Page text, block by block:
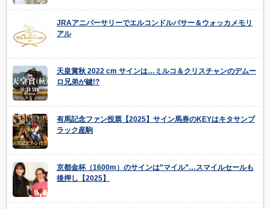
JRAアニバーサリーでエルコンドルパサー＆ウォッカメモリ
アル
天皇賞秋 2022 cm サインは…ミルコ＆クリスチャンのデムー
ロ兄弟が鍵!?
有馬記念ファン投票【2025】サイン馬券のKEYはキタサンブ
ラック産駒
京都金杯（1600m）のサインは”マイル”…スマイルセールも
後押し【2025】